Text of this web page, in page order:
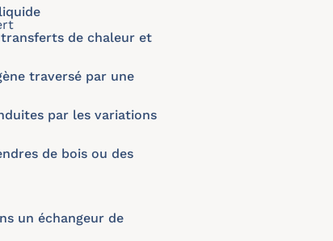
de chaleur et
traversé par une
par les variations
de bois ou des
un échangeur de